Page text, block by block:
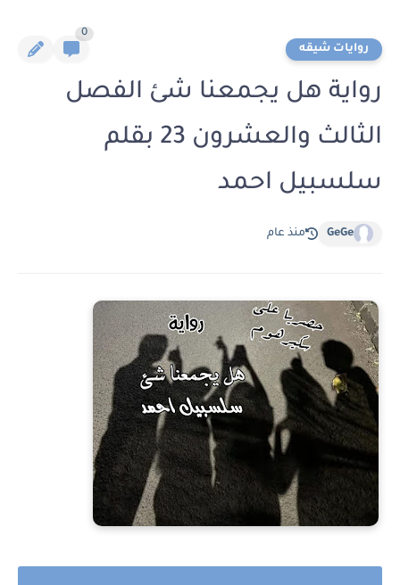
روايات شيقه
0
رواية هل يجمعنا شئ الفصل
الثالث والعشرون 23 بقلم
سلسبيل احمد
GeGe منذ عام